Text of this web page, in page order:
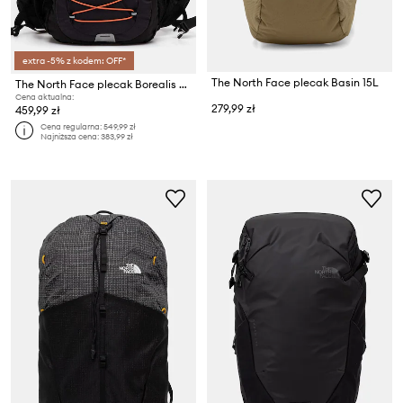
extra -5% z kodem: OFF*
The North Face plecak Borealis Classic
Cena aktualna:
459,99 zł
Cena regularna:549,99 zł
Najniższa cena:383,99 zł
The North Face plecak Basin 15L
279,99 zł